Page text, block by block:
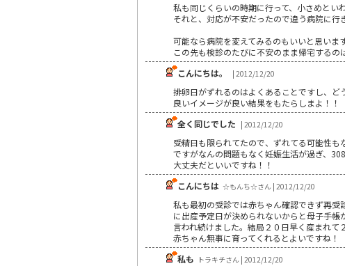
私も同じくらいの時期に行って、小さめといわ
それと、対応が不安だったので違う病院に行
可能なら病院を変えてみるのもいいと思います
この先も検診のたびに不安のまま帰宅するの
こんにちは。
| 2012/12/20
排卵日がずれるのはよくあることですし、ど
良いイメージが良い結果をもたらしまよ！！
全く同じでした | 2012/12/20
受精日も限られてたので、ずれてる可能性も
ですがなんの問題もなく妊娠生活が過ぎ、
大丈夫だといいですね！！
こんにちは ☆もんち☆さん | 2012/12/20
私も最初の受診では赤ちゃん確認できず再
に出産予定日が決められないからと母子手
言われ続けました。結局２０日早く産まれて
赤ちゃん無事に育ってくれるとよいですね！
私も トラキチさん | 2012/12/20